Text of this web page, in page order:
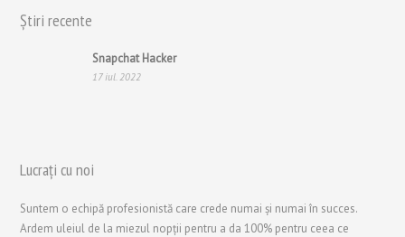
Știri recente
Snapchat Hacker
17 iul. 2022
Lucrați cu noi
Suntem o echipă profesionistă care crede numai și numai în succes.
Ardem uleiul de la miezul nopții pentru a da 100% pentru ceea ce